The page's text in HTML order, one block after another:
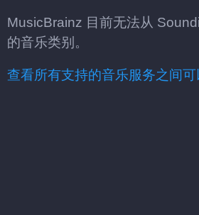
MusicBrainz 目前无法从
的音乐类别。
查看所有支持的音乐服务之间